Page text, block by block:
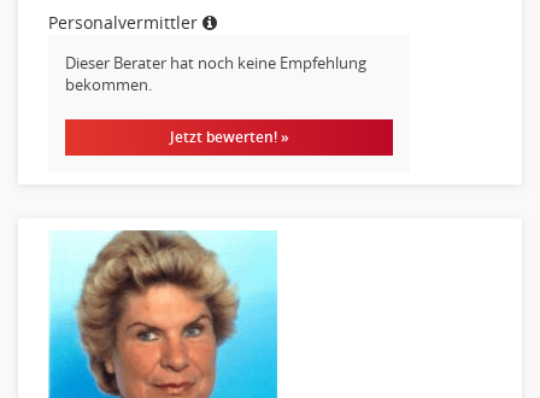
Automatisierungstechnik
Elektrotechnik, Elektronik
Fahrzeugtechnik
Fertigungstechnik
gebaeude-versorgungs-sicherheitstechnik
Kunststofftechnik
Leitung, Teamleitung
Personalvermittler
Dieser Berater hat noch keine Empfehlung
bekommen.
Jetzt bewerten! »